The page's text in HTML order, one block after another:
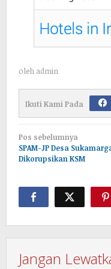
oleh admin
Ikuti Kami Pada
Navigasi
pos
Pos sebelumnya
SPAM-JP Desa
Dikorupsikan KSM
Jangan